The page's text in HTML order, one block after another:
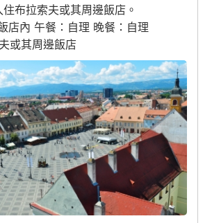
布拉索夫或其周邊飯店。
店內 午餐：自理 晚餐：自理
或其周邊飯店